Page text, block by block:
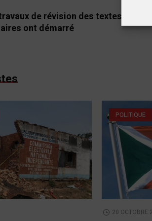
de révision des textes
ont démarré
POLITIQUE
20 OCTOBRE